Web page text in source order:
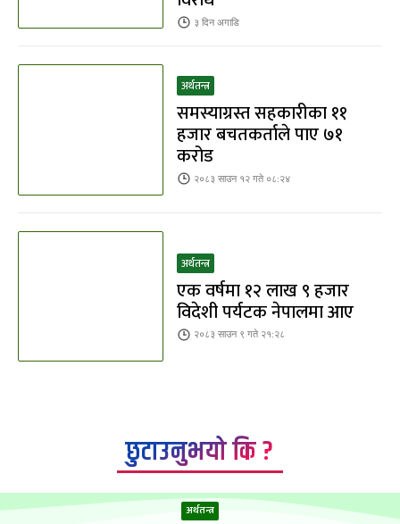
३ दिनअगाडि
अर्थतन्त्र
समस्याग्रस्त सहकारीका ११
हजार बचतकर्ताले पाए ७१
करोड
२०८३ साउन १२ गते ०८:२४
अर्थतन्त्र
एक वर्षमा १२ लाख ९ हजार
विदेशी पर्यटक नेपालमा आए
२०८३ साउन ९ गते २१:२८
छुटाउनुभयो कि ?
अर्थतन्त्र